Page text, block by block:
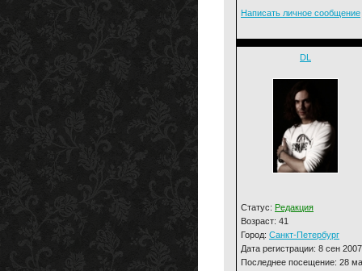
Написать личное сообщение
DL
Статус: Редакция
Возраст: 41
Город: Санкт-Петербург
Дата регистрации: 8 сен 2007
Последнее посещение: 28